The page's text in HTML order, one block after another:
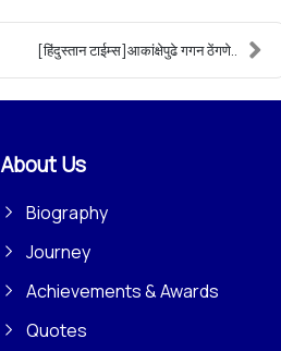
[हिंदुस्तान टाईम्स]आकांक्षेपुढे गगन ठेंगणे..
About Us
Biography
Journey
Achievements & Awards
Quotes